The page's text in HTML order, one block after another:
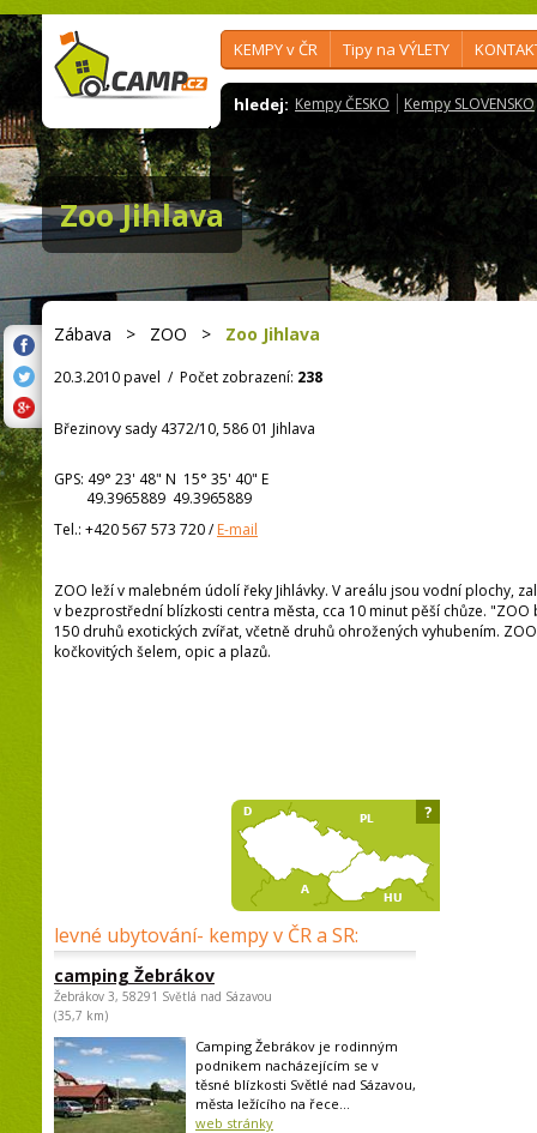
KEMPY v ČR Tipy na VÝLETY
hledej: Kempy ČESKO Kempy SLOVENSKO
Zoo Jihlava
Zábava > ZOO > Zoo Jihlava
20.3.2010 pavel / Počet zobrazení: 238
Březinovy sady 4372/10, 586 01 Jihlava
GPS: 49° 23' 48" N 15° 35' 40" E
49.3965889 49.3965889
Tel.: +420 567 573 720/E-mail
ZOO leží v malebném údolí řeky Jihlávky. V areálu jsou vodní plochy,
v bezprostřední blízkosti centra města, cca 10 minut pěší chůze.
150 druhů exotických zvířat, včetně druhů ohrožených vyhubením.
kočkovitých šelem, opic a plazů.
levné ubytování- kempy v ČR a SR:
camping Žebrákov
Žebrákov 3, 58291 Světlá nad Sázavou
(35,7 km)
Camping Žebrákov je rodinným
podnikem nacházejícím se v
těsné blízkosti Světlé nad Sázavou,
města ležícího na řece...
web stránky
?